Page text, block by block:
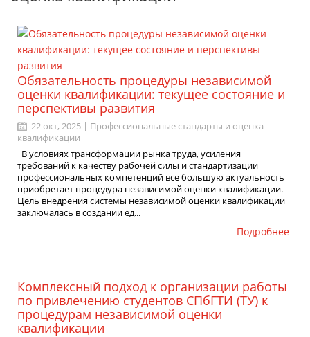
Обязательность процедуры независимой
оценки квалификации: текущее состояние и
перспективы развития
22 окт, 2025 | Профессиональные стандарты и оценка
квалификации
В условиях трансформации рынка труда, усиления
требований к качеству рабочей силы и стандартизации
профессиональных компетенций все большую актуальность
приобретает процедура независимой оценки квалификации.
Цель внедрения системы независимой оценки квалификации
заключалась в создании ед...
Подробнее
Комплексный подход к организации работы
по привлечению студентов СПбГТИ (ТУ) к
процедурам независимой оценки
квалификации